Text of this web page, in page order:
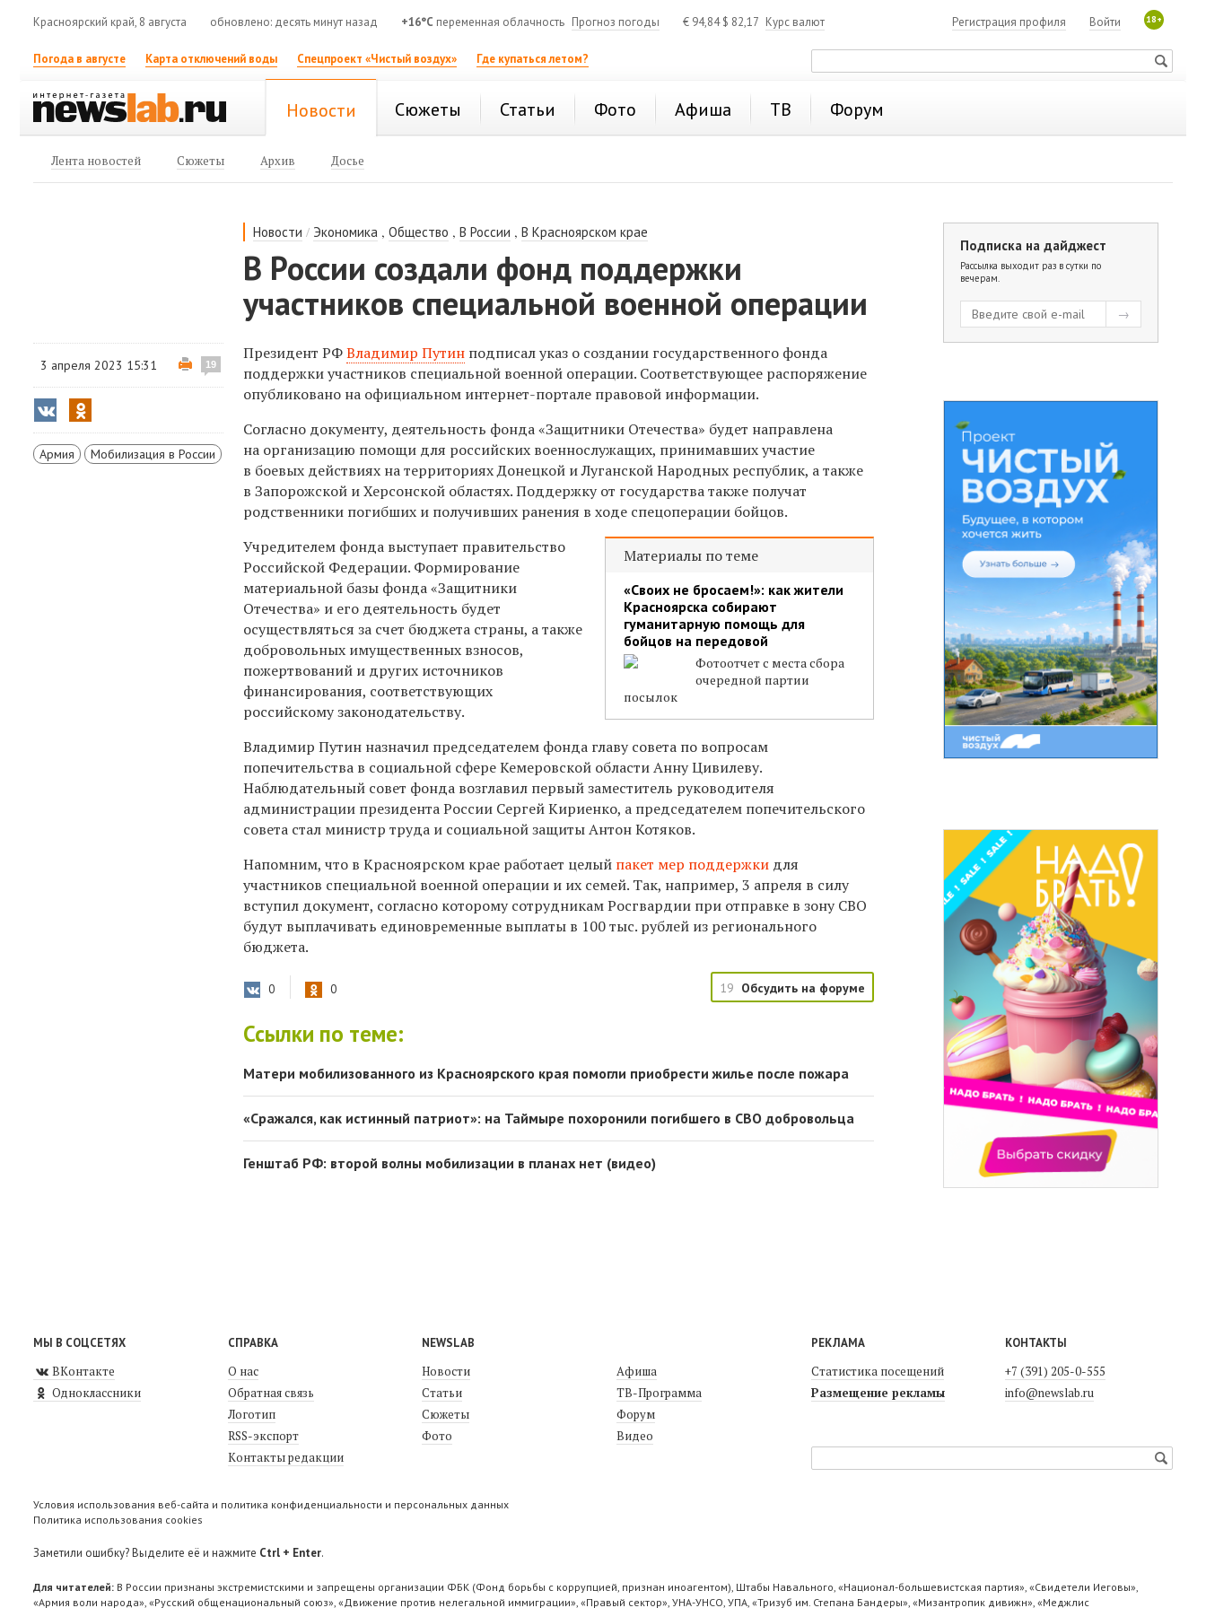
Красноярский край, 8 августа обновлено: десять минут назад +16°C переменная облачность Прогноз погоды € 94,84$ 82,17 Курс валют 18+
Войти
Регистрация профиля
Погода в августе Карта отключений воды Спецпроект «Чистый воздух» Где купаться летом?
Новости Сюжеты Статьи Фото Афиша ТВ Форум
Лента новостей Сюжеты Архив Досье
Новости / Экономика ,Общество ,В России ,В Красноярском крае
В России создали фонд поддержки
участников специальной военной операции
3 апреля 2023 15:31 19
Армия Мобилизация в России
Президент РФВладимир Путин подписал указ о создании государственного фонда
поддержки участников специальной военной операции. Соответствующее распоряжение
опубликовано на официальном интернет-портале правовой информации.
Согласно документу, деятельность фонда «Защитники Отечества» будет направлена
на организацию помощи для российских военнослужащих, принимавших участие
в боевых действиях на территориях Донецкой и Луганской Народных республик, а также
в Запорожской и Херсонской областях. Поддержку от государства также получат
родственники погибших и получивших ранения в ходе спецоперации бойцов.
Материалы по теме
«Своих не бросаем!»: как жители
Красноярска собирают
гуманитарную помощь для
бойцов на передовой
Фотоотчет с места сбора
очередной партии
посылок
Учредителем фонда выступает правительство
Российской Федерации. Формирование
материальной базы фонда «Защитники
Отечества» и его деятельность будет
осуществляться за счет бюджета страны, а также
добровольных имущественных взносов,
пожертвований и других источников
финансирования, соответствующих
российскому законодательству.
Владимир Путин назначил председателем фонда главу совета по вопросам
попечительства в социальной сфере Кемеровской области Анну Цивилеву.
Наблюдательный совет фонда возглавил первый заместитель руководителя
администрации президента России Сергей Кириенко, а председателем попечительского
совета стал министр труда и социальной защиты Антон Котяков.
Напомним, что в Красноярском крае работает целый пакет мер поддержки для
участников специальной военной операции и их семей. Так, например, 3 апреля в силу
вступил документ, согласно которому сотрудникам Росгвардии при отправке в зону СВО
будут выплачивать единовременные выплаты в 100 тыс. рублей из регионального
бюджета.
0 0 19 Обсудить на форуме
Ссылки по теме:
Матери мобилизованного из Красноярского края помогли приобрести жилье после пожара
«Сражался, как истинный патриот»: на Таймыре похоронили погибшего в СВО добровольца
Генштаб РФ: второй волны мобилизации в планах нет (видео)
Подписка на дайджест
Рассылка выходит раз в сутки по
вечерам.
МЫ В СОЦСЕТЯХ
ВКонтакте
Одноклассники
СПРАВКА
О нас
Обратная связь
Логотип
RSS-экспорт
Контакты редакции
NEWSLAB
Новости
Статьи
Сюжеты
Фото
Афиша
ТВ-Программа
Форум
Видео
РЕКЛАМА
Статистика посещений
Размещение рекламы
КОНТАКТЫ
+7 (391) 205-0-555
info@newslab.ru
Условия использования веб-сайта и политика конфиденциальности и персональных данных
Политика использования cookies
Заметили ошибку? Выделите её и нажмите Ctrl + Enter.
Для читателей: В России признаны экстремистскими и запрещены организации ФБК (Фонд борьбы с коррупцией, признан иноагентом), Штабы Навального, «Национал-большевистская партия», «Свидетели Иеговы»,
«Армия воли народа», «Русский общенациональный союз», «Движение против нелегальной иммиграции», «Правый сектор», УНА-УНСО, УПА, «Тризуб им. Степана Бандеры», «Мизантропик дивижн», «Меджлис